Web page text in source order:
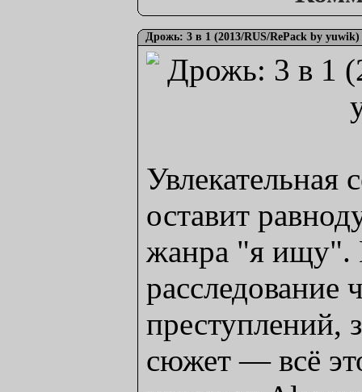
Дрожь: 3 в 1 (2013/RUS/RePack by yuwik)
оставит
жанра "я ищу".
преступлений,
сюжет — всё